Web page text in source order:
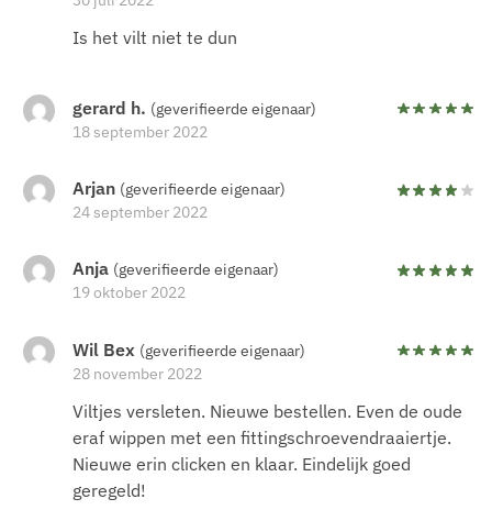
Is het vilt niet te dun
gerard h. (geverifieerde eigenaar)
18 september 2022
Arjan (geverifieerde eigenaar)
24 september 2022
Anja (geverifieerde eigenaar)
19 oktober 2022
Wil Bex (geverifieerde eigenaar)
28 november 2022
Viltjes versleten. Nieuwe bestellen. Even de oude
eraf wippen met een fittingschroevendraaiertje.
Nieuwe erin clicken en klaar. Eindelijk goed
geregeld!